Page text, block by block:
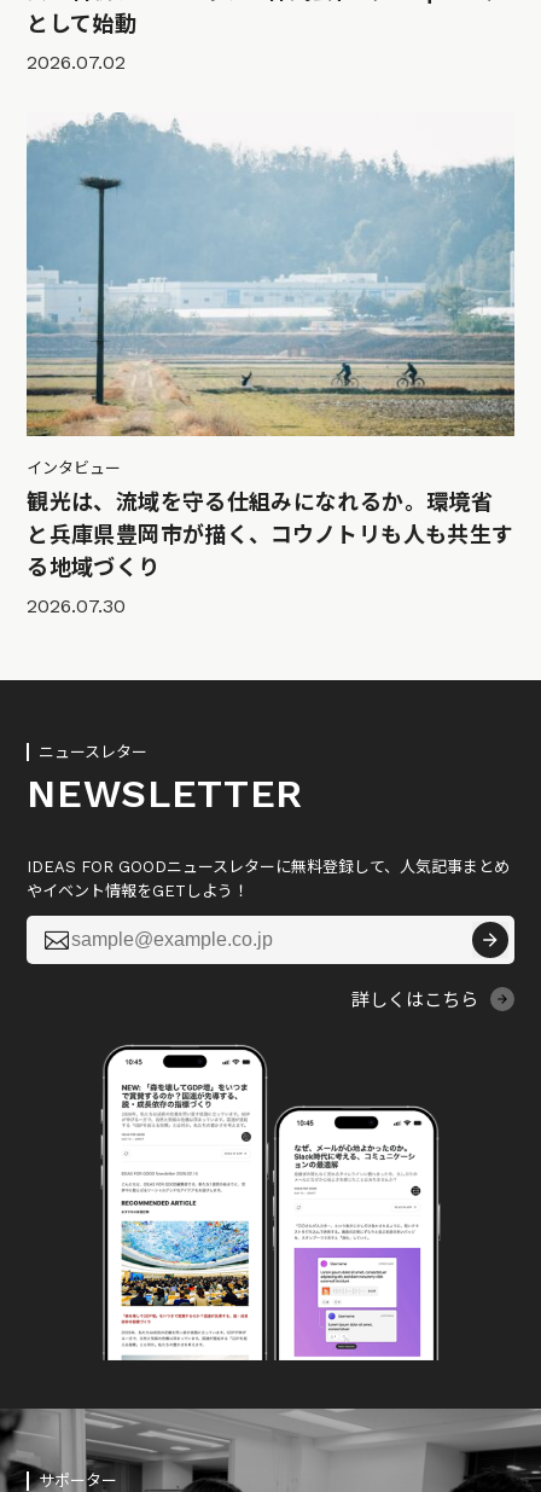
として始動
2026.07.02
インタビュー
観光は、流域を守る仕組みになれるか。環境省
と兵庫県豊岡市が描く、コウノトリも人も共生す
る地域づくり
2026.07.30
ニュースレター
NEWSLETTER
IDEAS FOR GOODニュースレターに無料登録して、人気記事まとめ
やイベント情報をGETしよう！

詳しくはこちら
サポーター